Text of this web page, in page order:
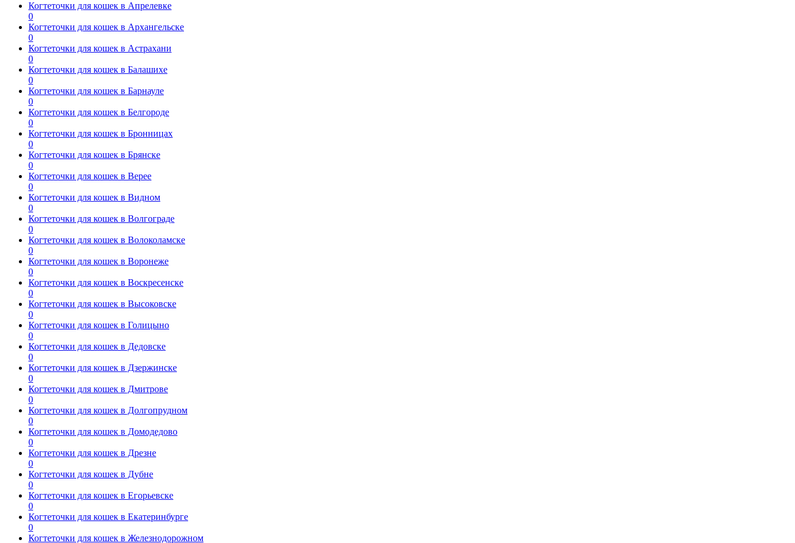
Когтеточки для кошек в Апрелевке
0
Когтеточки для кошек в Архангельске
0
Когтеточки для кошек в Астрахани
0
Когтеточки для кошек в Балашихе
0
Когтеточки для кошек в Барнауле
0
Когтеточки для кошек в Белгороде
0
Когтеточки для кошек в Бронницах
0
Когтеточки для кошек в Брянске
0
Когтеточки для кошек в Верее
0
Когтеточки для кошек в Видном
0
Когтеточки для кошек в Волгограде
0
Когтеточки для кошек в Волоколамске
0
Когтеточки для кошек в Воронеже
0
Когтеточки для кошек в Воскресенске
0
Когтеточки для кошек в Высоковске
0
Когтеточки для кошек в Голицыно
0
Когтеточки для кошек в Дедовске
0
Когтеточки для кошек в Дзержинске
0
Когтеточки для кошек в Дмитрове
0
Когтеточки для кошек в Долгопрудном
0
Когтеточки для кошек в Домодедово
0
Когтеточки для кошек в Дрезне
0
Когтеточки для кошек в Дубне
0
Когтеточки для кошек в Егорьевске
0
Когтеточки для кошек в Екатеринбурге
0
Когтеточки для кошек в Железнодорожном